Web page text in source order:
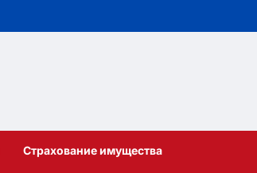
Страхование имущества